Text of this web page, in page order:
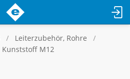
Leiterzubehör, Rohre
Kunststoff M12